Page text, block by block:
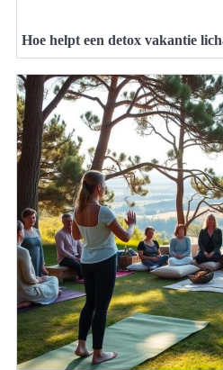
Hoe helpt een detox vakantie